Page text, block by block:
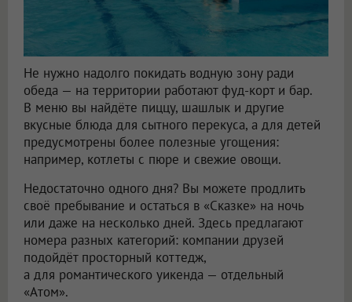
Не нужно надолго покидать водную зону ради
обеда — на территории работают фуд-корт и бар.
В меню вы найдёте пиццу, шашлык и другие
вкусные блюда для сытного перекуса, а для детей
предусмотрены более полезные угощения:
например, котлеты с пюре и свежие овощи.
Недостаточно одного дня? Вы можете продлить
своё пребывание и остаться в «Сказке» на ночь
или даже на несколько дней. Здесь предлагают
номера разных категорий: компании друзей
подойдёт просторный коттедж,
а для романтического уикенда — отдельный
«Атом».